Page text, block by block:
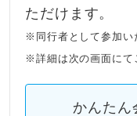
ただけます。
※同行者として参加い
※詳細は次の画面にて
かんたん